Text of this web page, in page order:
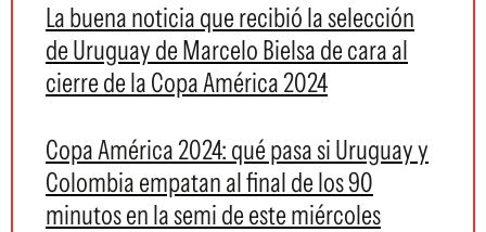
La buena noticia que recibió la selección
de Uruguay de Marcelo Bielsa de cara al
cierre de la Copa América 2024
Copa América 2024: qué pasa si Uruguay y
Colombia empatan al final de los 90
minutos en la semi de este miércoles